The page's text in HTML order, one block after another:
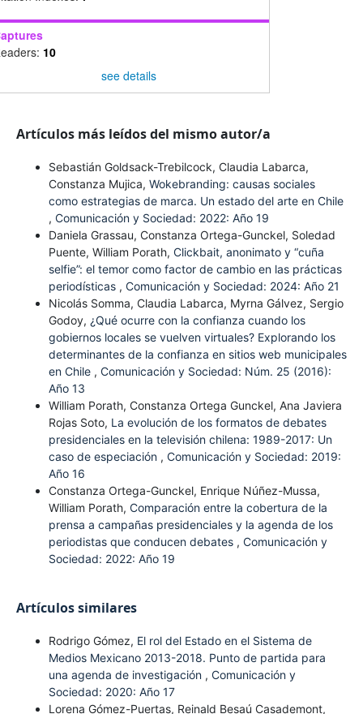
10
see details
Artículos más leídos del mismo autor/a
Sebastián Goldsack-Trebilcock, Claudia Labarca,
Constanza Mujica, Wokebranding: causas sociales
como estrategias de marca. Un estado del arte en Chile
, Comunicación y Sociedad: 2022: Año 19
Daniela Grassau, Constanza Ortega-Gunckel, Soledad
Puente, William Porath, Clickbait, anonimato y “cuña
selfie”: el temor como factor de cambio en las prácticas
periodísticas , Comunicación y Sociedad: 2024: Año 21
Nicolás Somma, Claudia Labarca, Myrna Gálvez, Sergio
Godoy, ¿Qué ocurre con la confianza cuando los
gobiernos locales se vuelven virtuales? Explorando los
determinantes de la confianza en sitios web municipales
en Chile , Comunicación y Sociedad: Núm. 25 (2016):
Año 13
William Porath, Constanza Ortega Gunckel, Ana Javiera
Rojas Soto, La evolución de los formatos de debates
presidenciales en la televisión chilena: 1989-2017: Un
caso de especiación , Comunicación y Sociedad: 2019:
Año 16
Constanza Ortega-Gunckel, Enrique Núñez-Mussa,
William Porath, Comparación entre la cobertura de la
prensa a campañas presidenciales y la agenda de los
periodistas que conducen debates , Comunicación y
Sociedad: 2022: Año 19
Artículos similares
Rodrigo Gómez, El rol del Estado en el Sistema de
Medios Mexicano 2013-2018. Punto de partida para
una agenda de investigación , Comunicación y
Sociedad: 2020: Año 17
Lorena Gómez-Puertas, Reinald Besaú Casademont,